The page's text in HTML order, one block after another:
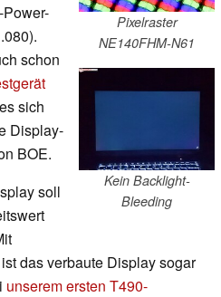
Pixelraster
NE140FHM-N61
Kein Backlight-
Bleeding
schon
sich
Display-
BOE.
soll
das verbaute Display sogar
unserem ersten T490-